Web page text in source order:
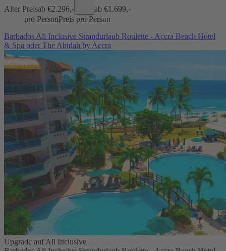
Alter Preisab €2.296,- ab €1.699,-
pro PersonPreis pro Person
Barbados All Inclusive Strandurlaub Roulette - Accra Beach Hotel
& Spa oder The Abidah by Accra
Upgrade auf All Inclusive